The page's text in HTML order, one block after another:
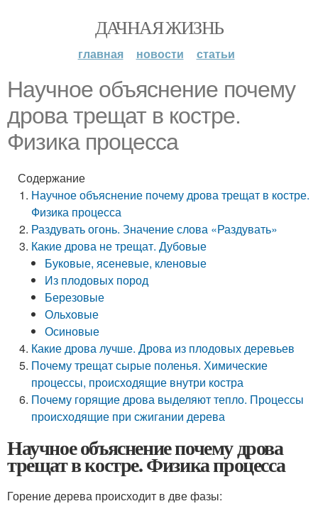
ДАЧНАЯ ЖИЗНЬ
главная новости статьи
Научное объяснение почему
дрова трещат в костре.
Физика процесса
Содержание
Научное объяснение почему дрова трещат в костре.
Физика процесса
Раздувать огонь. Значение слова «Раздувать»
Какие дрова не трещат. Дубовые
Буковые, ясеневые, кленовые
Из плодовых пород
Березовые
Ольховые
Осиновые
Какие дрова лучше. Дрова из плодовых деревьев
Почему трещат сырые поленья. Химические
процессы, происходящие внутри костра
Почему горящие дрова выделяют тепло. Процессы
происходящие при сжигании дерева
Научное объяснение почему дрова
трещат в костре. Физика процесса
Горение дерева происходит в две фазы: